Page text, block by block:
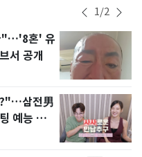
1/2
"…'8혼' 유
서 공개
?"…삼전男
예능 화